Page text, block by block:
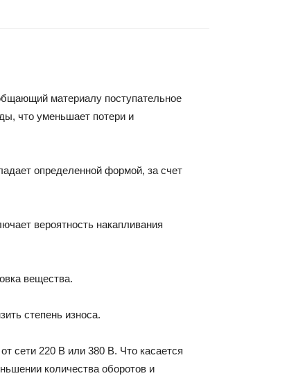
материалу поступательное
что уменьшает потери и
определенной формой, за счет
вероятность накапливания
вещества.
степень износа.
сети 220 В или 380 В. Что касается
количества оборотов и